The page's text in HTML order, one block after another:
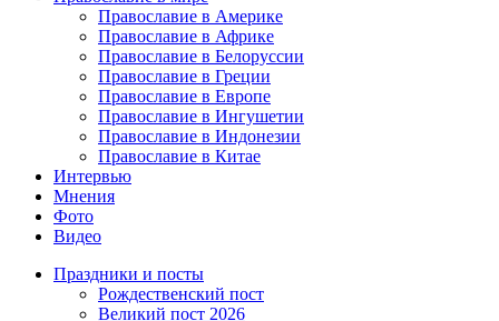
Православие в Америке
Православие в Африке
Православие в Белоруссии
Православие в Греции
Православие в Европе
Православие в Ингушетии
Православие в Индонезии
Православие в Китае
Интервью
Мнения
Фото
Видео
Праздники и посты
Рождественский пост
Великий пост 2026